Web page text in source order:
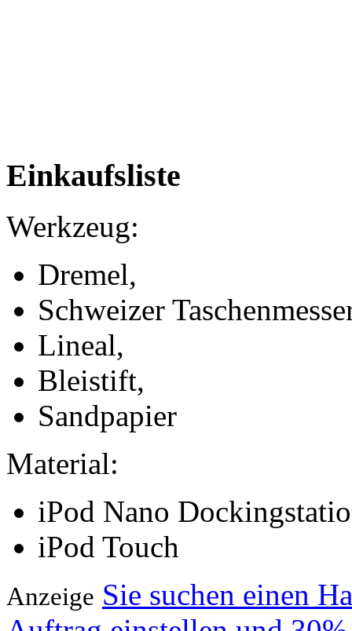
Einkaufsliste
Werkzeug:
Dremel,
Schweizer
Lineal,
Bleistift,
Sandpapier
Material:
iPod Nano
iPod Touch
Anzeige Sie suchen einen